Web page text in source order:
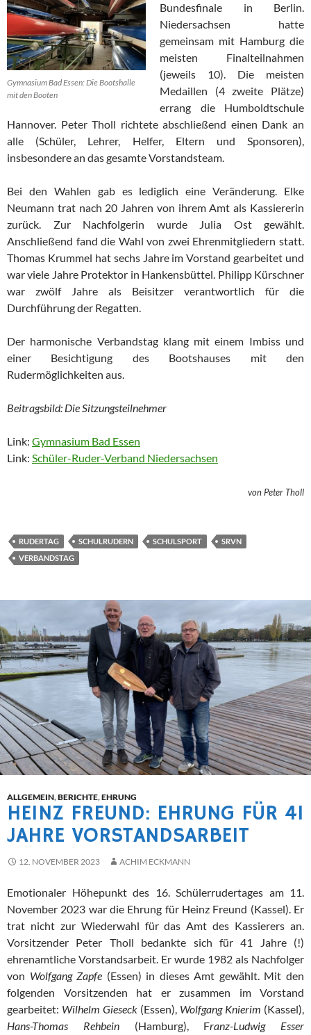
Gymnasium Bad Essen: Die Bootshalle
mit den Booten
Bundesfinale in Berlin.
Niedersachsen hatte
gemeinsam mit Hamburg die
meisten Finalteilnahmen
(jeweils 10). Die meisten
Medaillen (4 zweite Plätze)
errang die Humboldtschule
Hannover. Peter Tholl richtete abschließend einen Dank an
alle (Schüler, Lehrer, Helfer, Eltern und Sponsoren),
insbesondere an das gesamte Vorstandsteam.
Bei den Wahlen gab es lediglich eine Veränderung. Elke
Neumann trat nach 20 Jahren von ihrem Amt als Kassiererin
zurück. Zur Nachfolgerin wurde Julia Ost gewählt.
Anschließend fand die Wahl von zwei Ehrenmitgliedern statt.
Thomas Krummel hat sechs Jahre im Vorstand gearbeitet und
war viele Jahre Protektor in Hankensbüttel. Philipp Kürschner
war zwölf Jahre als Beisitzer verantwortlich für die
Durchführung der Regatten.
Der harmonische Verbandstag klang mit einem Imbiss und
einer Besichtigung des Bootshauses mit den
Rudermöglichkeiten aus.
Beitragsbild: Die Sitzungsteilnehmer
Link: Gymnasium Bad Essen
Link: Schüler-Ruder-Verband Niedersachsen
von Peter Tholl
RUDERTAG SCHULRUDERN SCHULSPORT
SRVN
VERBANDSTAG
ALLGEMEIN,BERICHTE,EHRUNG
HEINZ FREUND: EHRUNG FÜR 41
JAHRE VORSTANDSARBEIT
12. NOVEMBER 2023 ACHIM ECKMANN
Emotionaler Höhepunkt des 16. Schülerrudertages am 11.
November 2023 war die Ehrung für Heinz Freund (Kassel). Er
trat nicht zur Wiederwahl für das Amt des Kassierers an.
Vorsitzender Peter Tholl bedankte sich für 41 Jahre (!)
ehrenamtliche Vorstandsarbeit. Er wurde 1982 als Nachfolger
von Wolfgang Zapfe (Essen) in dieses Amt gewählt. Mit den
folgenden Vorsitzenden hat er zusammen im Vorstand
gearbeitet: Wilhelm Gieseck (Essen), Wolfgang Knierim (Kassel),
Hans-Thomas Rehbein(Hamburg), Franz-Ludwig Esser